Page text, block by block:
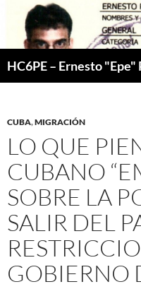
content
HC6PE – Ernesto "Epe"
CUBA,MIGRACIÓN
LO QUE
CUBANO
SOBRE LA
SALIR DEL
GOBIERNO